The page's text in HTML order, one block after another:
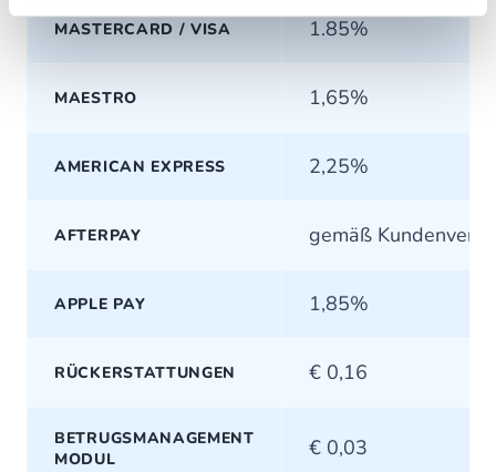
MASTERCARD / VISA 1.85%
MAESTRO 1,65%
AMERICAN EXPRESS 2,25%
AFTERPAY gemäß
APPLE PAY 1,85%
RÜCKERSTATTUNGEN € 0,16
BETRUGSMANAGEMENT
MODUL
€ 0,03